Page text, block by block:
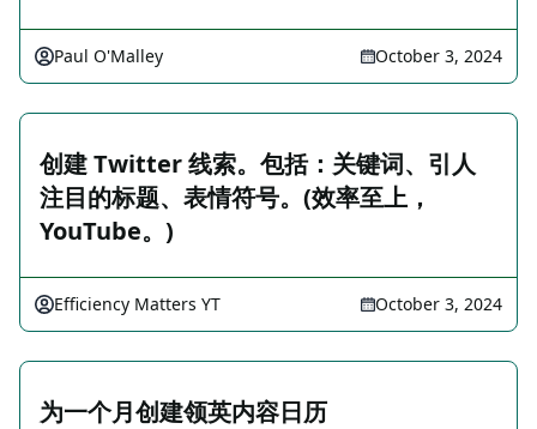
Paul O'Malley October 3, 2024
创建 Twitter 线索。包括：关键词、引人
注目的标题、表情符号。(效率至上，
YouTube。)
Efficiency Matters YT October 3, 2024
为一个月创建领英内容日历